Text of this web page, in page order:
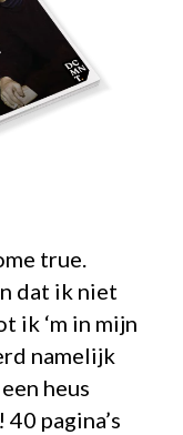
true.
dat ik niet
ik ‘m in mijn
namelijk
heus
pagina’s